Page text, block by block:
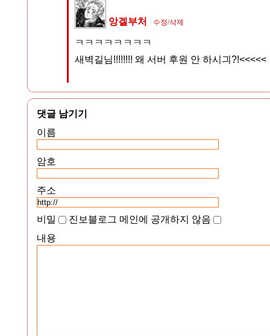
앙겔부처 수정/삭제
ㅋㅋㅋㅋㅋㅋㅋㅋ
새벽길님!!!!!!!! 왜 서버 후원 안 하시긔?!<<<<<
댓글 남기기
이름
암호
주소
비밀
진보블로그 메인에 공개하지 않음
내용